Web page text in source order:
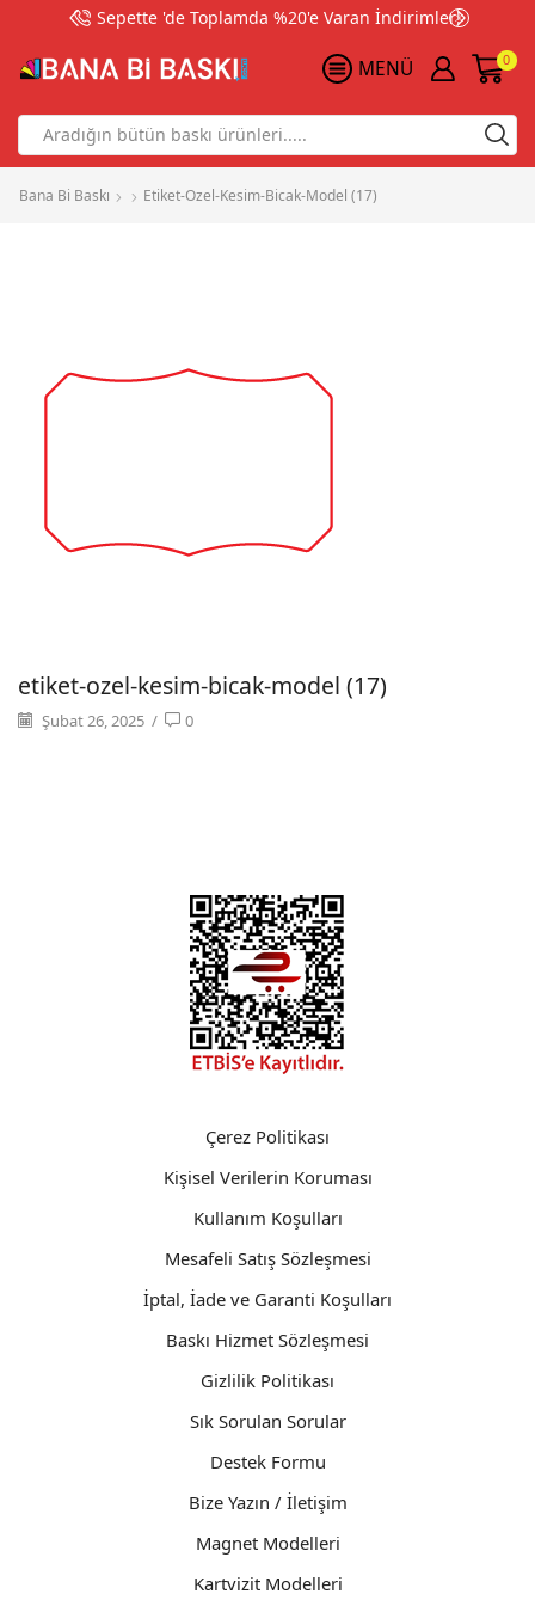
Sepette 'de Toplamda %20'e Varan İndirimler!
MENÜ 0
Search
input
Bana Bi Baskı Etiket-Ozel-Kesim-Bicak-Model (17)
etiket-ozel-kesim-bicak-model (17)
Şubat 26, 2025 / 0
Çerez Politikası
Kişisel Verilerin Koruması
Kullanım Koşulları
Mesafeli Satış Sözleşmesi
İptal, İade ve Garanti Koşulları
Baskı Hizmet Sözleşmesi
Gizlilik Politikası
Sık Sorulan Sorular
Destek Formu
Bize Yazın / İletişim
Magnet Modelleri
Kartvizit Modelleri